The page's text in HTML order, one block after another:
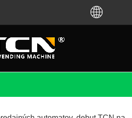
od miestneho distribútora.